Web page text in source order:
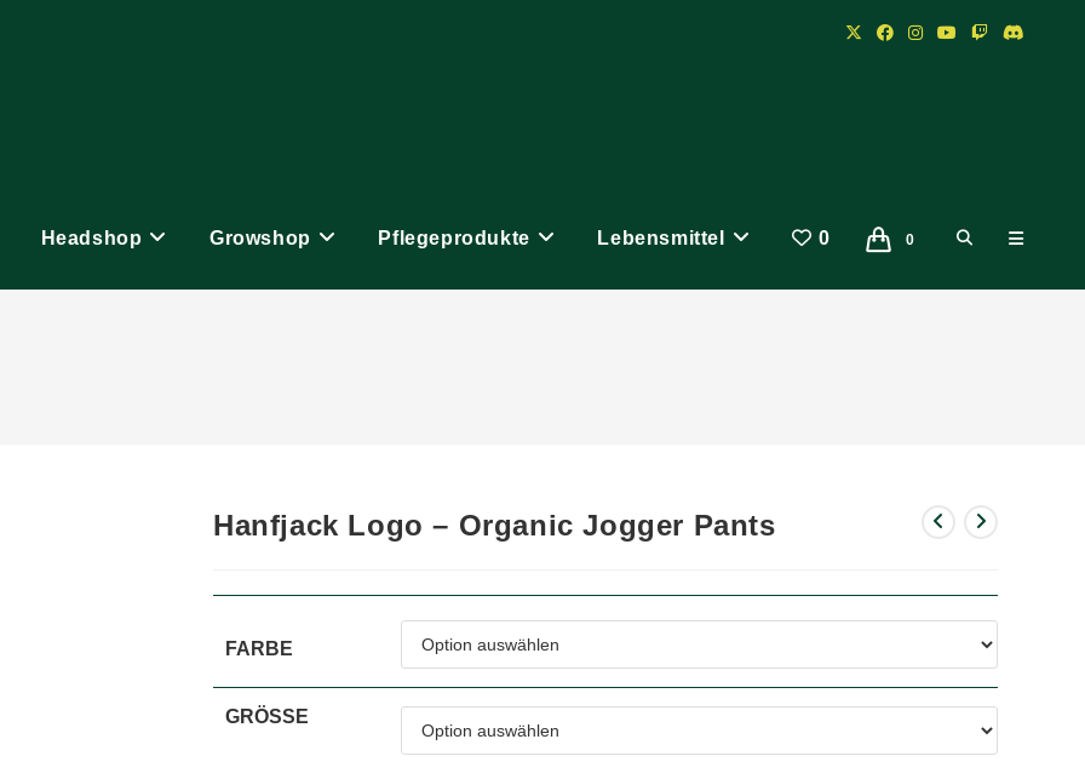
Headshop Growshop Pflegeprodukte Lebensmittel 0 0 Website-
Hanfjack Logo – Organic Jogger Pants
FARBE
GRÖSSE